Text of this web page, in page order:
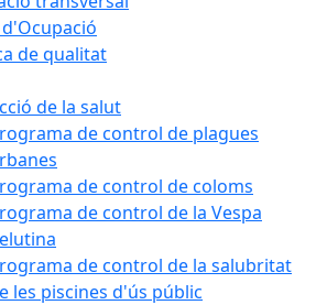
de qualitat
de la salut
de control de plagues
de control de coloms
de control de la Vespa
de control de la salubritat
les piscines d'ús públic